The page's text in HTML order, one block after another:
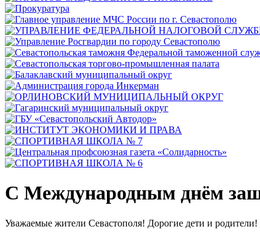
С Международным днём
Уважаемые жители Севастополя! Дорогие дети и родители!